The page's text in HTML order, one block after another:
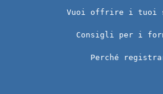
Vuoi offrire i tuoi
Consigli per i
Perché